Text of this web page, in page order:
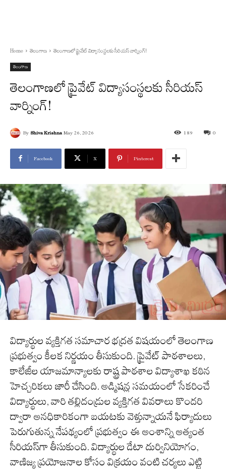
Home తెలంగాణ తెలంగాణలో ప్రైవేట్ విద్యాసంస్థలకు సీరియస్ వార్నింగ్!
తెలంగాణ
తెలంగాణలో ప్రైవేట్ విద్యాసంస్థలకు సీరియస్
వార్నింగ్!
By Shiva Krishna May 26, 2026 0
189
Facebook X Pinterest
విద్యార్థుల వ్యక్తిగత సమాచార భద్రత విషయంలో తెలంగాణ
ప్రభుత్వం కీలక నిర్ణయం తీసుకుంది. ప్రైవేట్ పాఠశాలలు,
కాలేజీల యాజమాన్యాలకు రాష్ట్ర పాఠశాల విద్యాశాఖ కఠిన
హెచ్చరికలు జారీ చేసింది. అడ్మిషన్ల సమయంలో సేకరించే
విద్యార్థులు, వారి తల్లిదండ్రుల వ్యక్తిగత వివరాలు కొందరి
ద్వారా అనధికారికంగా బయటకు వెళ్తున్నాయనే ఫిర్యాదులు
పెరుగుతున్న నేపథ్యంలో ప్రభుత్వం ఈ అంశాన్ని అత్యంత
సీరియస్‌గా తీసుకుంది. విద్యార్థుల డేటా దుర్వినియోగం,
వాణిజ్య ప్రయోజనాల కోసం విక్రయం వంటి చర్యలు ఎట్టి